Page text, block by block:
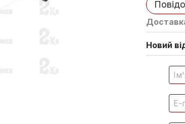
Новий